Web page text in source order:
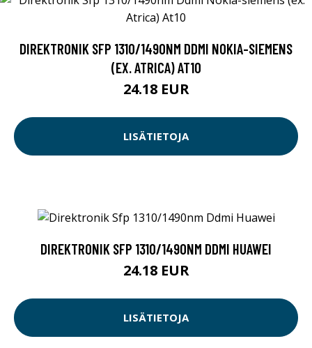
DIREKTRONIK SFP 1310/1490NM DDMI NOKIA-SIEMENS
(EX. ATRICA) AT10
24.18 EUR
LISÄTIETOJA
DIREKTRONIK SFP 1310/1490NM DDMI HUAWEI
24.18 EUR
LISÄTIETOJA